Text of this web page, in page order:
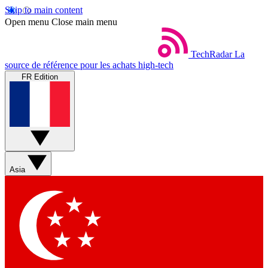
Skip to main content
Open menu Close main menu
TechRadar La
source de référence pour les achats high-tech
FR Edition
Asia